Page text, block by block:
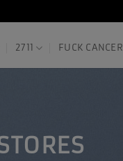
2711 FUCK CANCER